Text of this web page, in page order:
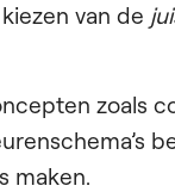
van de
zoals
maken.